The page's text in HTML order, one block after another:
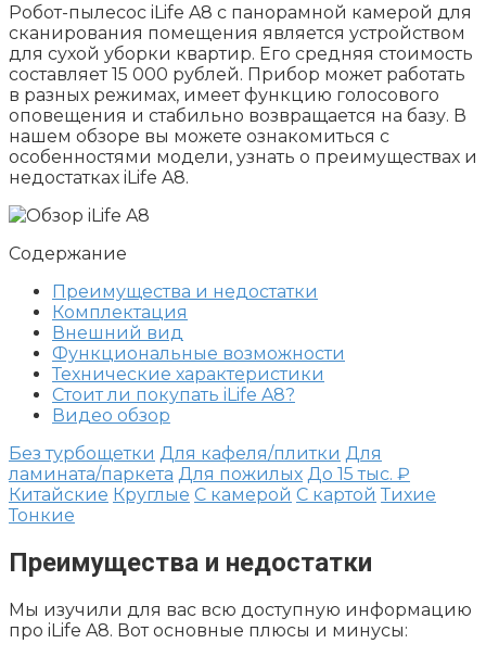
Робот-пылесос iLife A8 с панорамной камерой для
сканирования помещения является устройством
для сухой уборки квартир. Его средняя стоимость
составляет 15 000 рублей. Прибор может работать
в разных режимах, имеет функцию голосового
оповещения и стабильно возвращается на базу. В
нашем обзоре вы можете ознакомиться с
особенностями модели, узнать о преимуществах и
недостатках iLife A8.
Содержание
Преимущества и недостатки
Комплектация
Внешний вид
Функциональные возможности
Технические характеристики
Стоит ли покупать iLife A8?
Видео обзор
Без турбощетки Для кафеля/плитки Для
ламината/паркета Для пожилых До 15 тыс. ₽
Китайские Круглые С камерой С картой Тихие
Тонкие
Преимущества и недостатки
Мы изучили для вас всю доступную информацию
про iLife A8. Вот основные плюсы и минусы: